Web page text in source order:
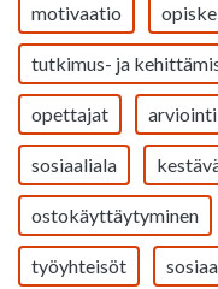
motivaatio
tutkimus- ja
opettajat arviointi
sosiaaliala
ostokäyttäytyminen
työyhteisöt